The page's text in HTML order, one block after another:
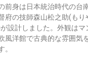
前身は日本統治時代の台
府の技師森山松之助(もり
設計しました。外観はマ
風洋館で古典的な雰囲気
。